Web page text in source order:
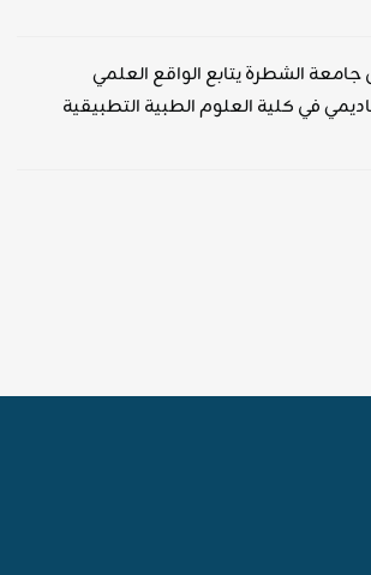
الشطرة يتابع الواقع العلمي
في كلية العلوم الطبية التطبيقية